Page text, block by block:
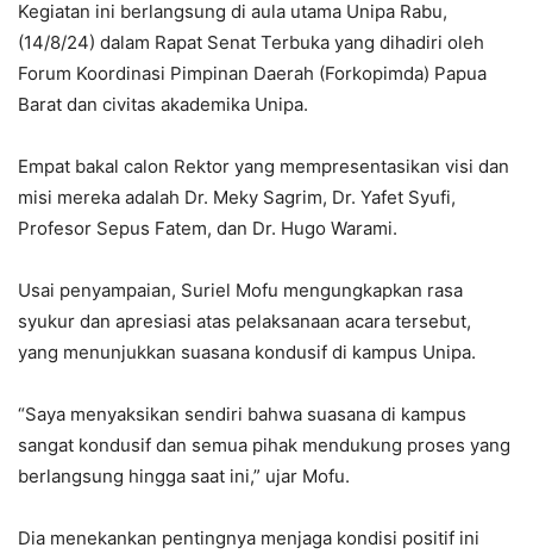
Kegiatan ini berlangsung di aula utama Unipa Rabu,
(14/8/24) dalam Rapat Senat Terbuka yang dihadiri oleh
Forum Koordinasi Pimpinan Daerah (Forkopimda) Papua
Barat dan civitas akademika Unipa.
Empat bakal calon Rektor yang mempresentasikan visi dan
misi mereka adalah Dr. Meky Sagrim, Dr. Yafet Syufi,
Profesor Sepus Fatem, dan Dr. Hugo Warami.
Usai penyampaian, Suriel Mofu mengungkapkan rasa
syukur dan apresiasi atas pelaksanaan acara tersebut,
yang menunjukkan suasana kondusif di kampus Unipa.
“Saya menyaksikan sendiri bahwa suasana di kampus
sangat kondusif dan semua pihak mendukung proses yang
berlangsung hingga saat ini,” ujar Mofu.
Dia menekankan pentingnya menjaga kondisi positif ini